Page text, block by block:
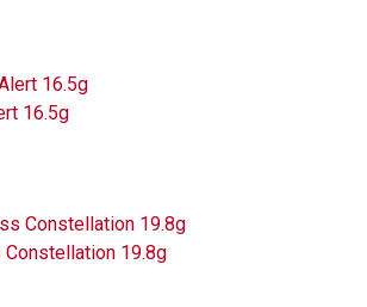
16.5g
Constellation 19.8g